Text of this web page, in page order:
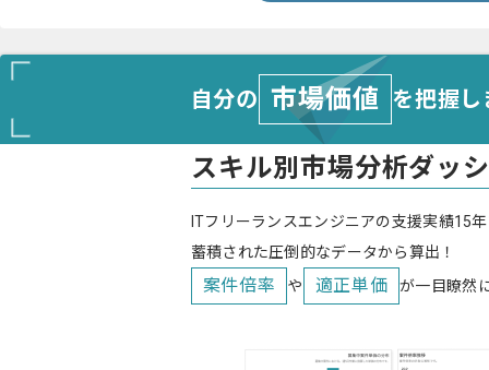
自分の 市場価値 を把握
スキル別市場分析ダッ
ITフリーランスエンジニアの支援実績15
蓄積された圧倒的なデータから算出！
案件倍率 や 適正単価 が一目瞭然